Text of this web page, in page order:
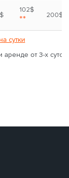
102$
** 200$
сутки
от 3-х суток